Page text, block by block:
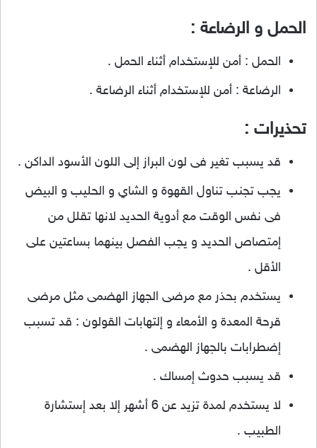
الحمل و الرضاعة :
الحمل : أمن للإستخدام أثناء الحمل .
الرضاعة : أمن للإستخدام أثناء الرضاعة .
تحذيرات :
قد يسبب تغير فى لون البراز إلى اللون الأسود الداكن .
يجب تجنب تناول القهوة و الشاي و الحليب و البيض
فى نفس الوقت مع أدوية الحديد لانها تقلل من
إمتصاص الحديد و يجب الفصل بينهما بساعتين على
الأقل .
يستخدم بحذر مع مرضى الجهاز الهضمى مثل مرضى
قرحة المعدة و الأمعاء و إلتهابات القولون : قد تسبب
إضطرابات بالجهاز الهضمى .
قد يسبب حدوث إمساك .
لا يستخدم لمدة تزيد عن 6 أشهر إلا بعد إستشارة
الطبيب .